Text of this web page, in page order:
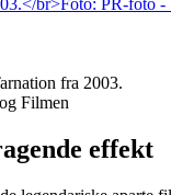
fra 2003.
Filmen
effekt